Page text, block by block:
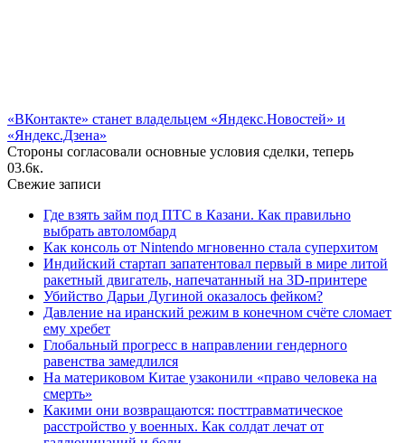
«ВКонтакте» станет владельцем «Яндекс.Новостей» и
«Яндекс.Дзена»
Стороны согласовали основные условия сделки, теперь
03.6к.
Свежие записи
Где взять займ под ПТС в Казани. Как правильно
выбрать автоломбард
Как консоль от Nintendo мгновенно стала суперхитом
Индийский стартап запатентовал первый в мире литой
ракетный двигатель, напечатанный на 3D-принтере
Убийство Дарьи Дугиной оказалось фейком?
Давление на иранский режим в конечном счёте сломает
ему хребет
Глобальный прогресс в направлении гендерного
равенства замедлился
На материковом Китае узаконили «право человека на
смерть»
Какими они возвращаются: посттравматическое
расстройство у военных. Как солдат лечат от